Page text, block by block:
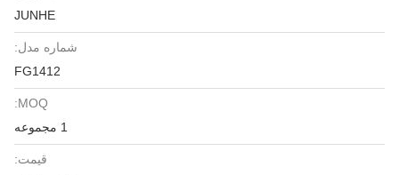
JUNHE
شماره مدل:
FG1412
MOQ:
قیمت: